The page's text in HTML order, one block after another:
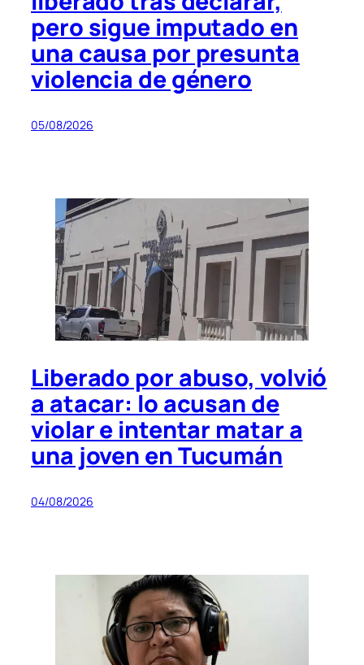
pero sigue imputado en
una causa por presunta
violencia de género
05/08/2026
Liberado por abuso, volvió
a atacar: lo acusan de
violar e intentar matar a
una joven en Tucumán
04/08/2026